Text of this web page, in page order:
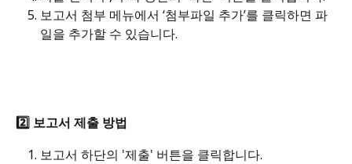
보고서 첨부 메뉴에서 ‘첨부파일 추가’를 클릭하면 파
일을 추가할 수 있습니다.
2️⃣ 보고서 제출 방법
보고서 하단의 '제출' 버튼을 클릭합니다.